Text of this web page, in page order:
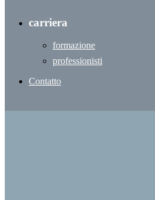
carriera
formazione
professionisti
Contatto